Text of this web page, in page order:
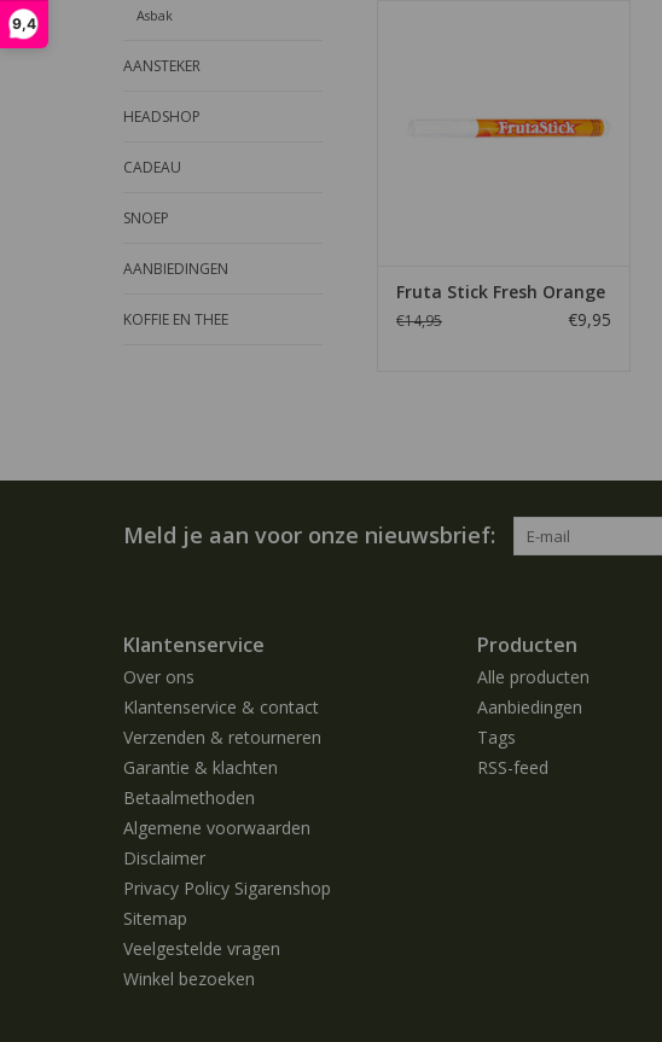
9,4
Asbak
AANSTEKER
HEADSHOP
CADEAU
SNOEP
AANBIEDINGEN
KOFFIE EN THEE
Fruta Stick Fresh Orange
€14,95 €9,95
Meld je aan voor onze nieuwsbrief:
Klantenservice
Over ons
Klantenservice & contact
Verzenden & retourneren
Garantie & klachten
Betaalmethoden
Algemene voorwaarden
Disclaimer
Privacy Policy Sigarenshop
Sitemap
Veelgestelde vragen
Winkel bezoeken
Producten
Alle producten
Aanbiedingen
Tags
RSS-feed